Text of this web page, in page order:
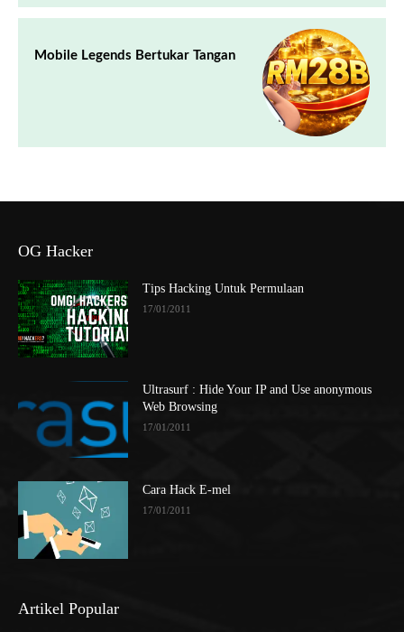
Mobile Legends Bertukar Tangan
OG Hacker
Tips Hacking Untuk Permulaan
17/01/2011
Ultrasurf : Hide Your IP and Use anonymous
Web Browsing
17/01/2011
Cara Hack E-mel
17/01/2011
Artikel Popular